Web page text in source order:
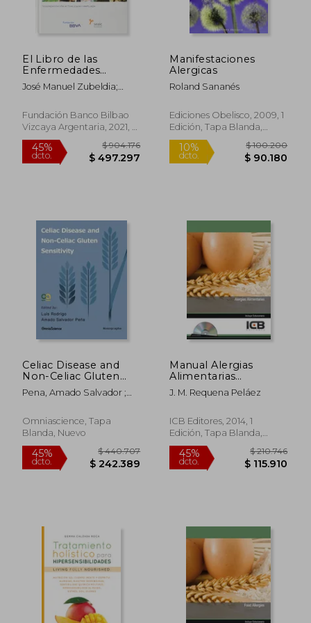
El Libro de las
Enfermedades
Alérgicas
José Manuel Zubeldia;
Fundación Banco Bilbao
Vizcaya Argentaria, 2021, 2
Edición, Tapa Dura,
45%
dcto.
$ 904.176
$ 497.297
Manifestaciones
Alergicas
Roland Sananés
Ediciones Obelisco, 2009, 1
Edición, Tapa Blanda,
Nuevo
10%
dcto.
Celiac Disease and
Non-Celiac Gluten
Sensitivity (en Inglés)
Pena, Amado Salvador ;
Omniascience, Tapa
Blanda, Nuevo
Manual Alergias
Alimentarias
(Adaptado Normativa
Europea 1169/2011)
J. M. Requena Peláez
ICB Editores, 2014, 1
Edición, Tapa Blanda,
Nuevo